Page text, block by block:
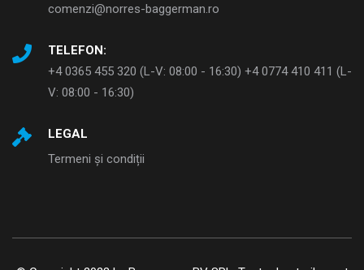
comenzi@norres-baggerman.ro
TELEFON:
+4 0365 455 320 (L-V: 08:00 - 16:30) +4 0774 410 411 (L-
V: 08:00 - 16:30)
LEGAL
Termeni și condiții